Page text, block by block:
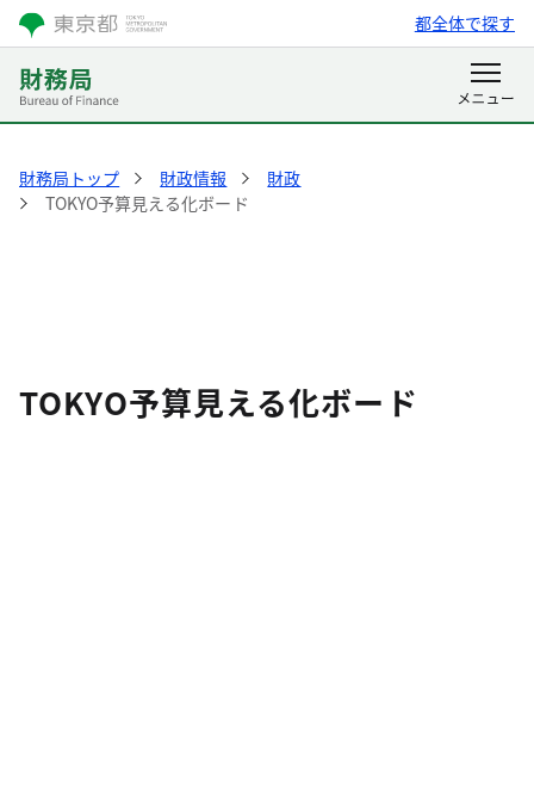
都全体で探す
財務局トップ 財政情報
財政
TOKYO予算見える化ボード
TOKYO予算見える化ボード